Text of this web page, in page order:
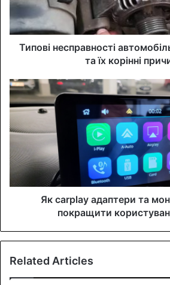
l
a
d
s
s
Типові несправності
та їх корінні
Як carplay адаптери та
покращити
Related Articles